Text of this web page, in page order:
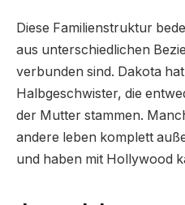
Diese Familienstruktur
aus unterschiedlichen
verbunden sind. Dakota
Halbgeschwister, die
der Mutter stammen.
andere leben komplett
und haben mit Hollywood